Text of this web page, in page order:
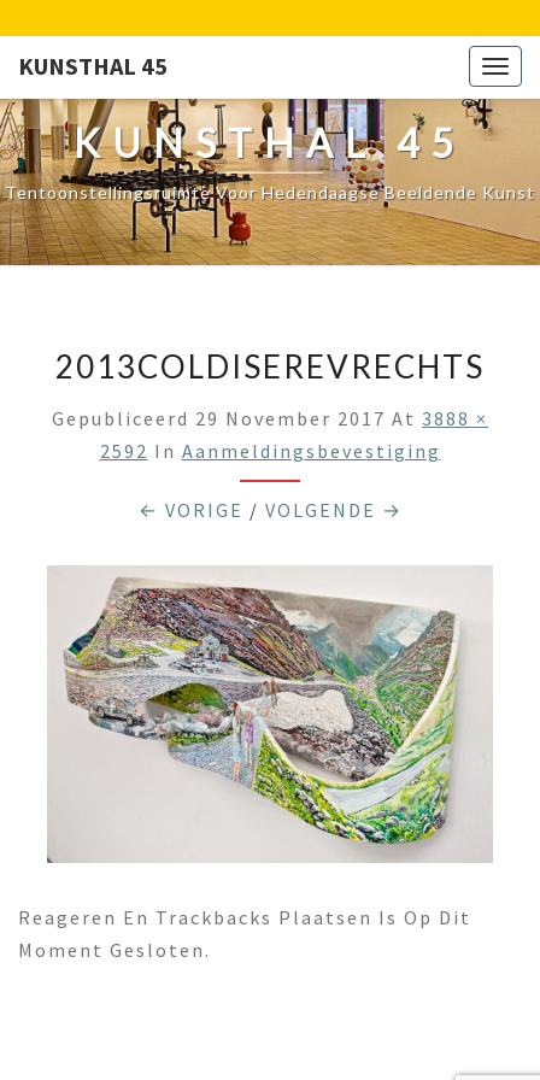
KUNSTHAL 45
KUNSTHAL 45
Tentoonstellingsruimte Voor Hedendaagse Beeldende Kunst
2013COLDISEREVRECHTS
Gepubliceerd 29 November 2017 At 3888 ×
2592 In Aanmeldingsbevestiging
← VORIGE / VOLGENDE →
Reageren En Trackbacks Plaatsen Is Op Dit
Moment Gesloten.